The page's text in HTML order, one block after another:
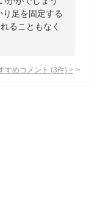
足を固定する
ることもなく
すめコメント (3件) >